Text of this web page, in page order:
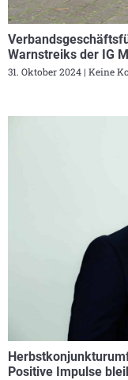
Warnstreiks der IG
31. Oktober 2024 Keine
Positive Impulse